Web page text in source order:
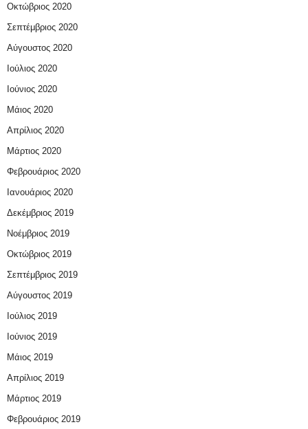
Οκτώβριος 2020
Σεπτέμβριος 2020
Αύγουστος 2020
Ιούλιος 2020
Ιούνιος 2020
Μάιος 2020
Απρίλιος 2020
Μάρτιος 2020
Φεβρουάριος 2020
Ιανουάριος 2020
Δεκέμβριος 2019
Νοέμβριος 2019
Οκτώβριος 2019
Σεπτέμβριος 2019
Αύγουστος 2019
Ιούλιος 2019
Ιούνιος 2019
Μάιος 2019
Απρίλιος 2019
Μάρτιος 2019
Φεβρουάριος 2019